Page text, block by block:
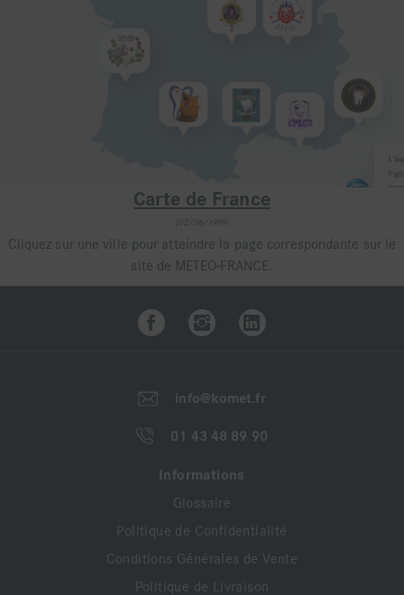
Carte de France
(02/06/1999)
Cliquez sur une ville pour atteindre la page correspondante sur le
site de METEO-FRANCE.
info@komet.fr
01 43 48 89 90
Informations
Glossaire
Politique de Confidentialité
Conditions Générales de Vente
Politique de Livraison